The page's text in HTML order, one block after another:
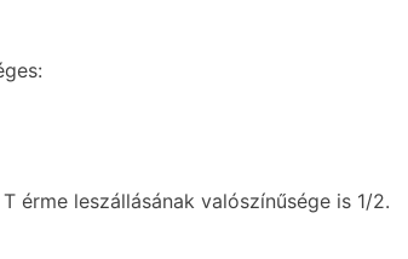
érme leszállásának valószínűsége is 1/2.